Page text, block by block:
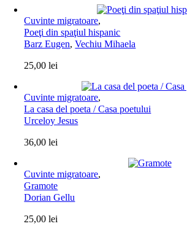
Cuvinte migratoare,
Poeţi din spaţiul hispanic
Barz Eugen,Vechiu Mihaela
25,00lei
Cuvinte migratoare,
La casa del poeta / Casa poetului
Urceloy Jesus
36,00lei
Cuvinte migratoare,
Gramote
Dorian Gellu
25,00lei